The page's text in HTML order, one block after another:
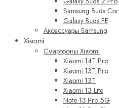
Samsung Buds
Galaxy Buds FE
Аксессуары Samsung
Xiaomi
Смартфоны Xiaomi
Xiaomi 14T Pro
Xiaomi 13T Pro
Xiaomi 13T
Xiaomi 13 Lite
Note 13 Pro 5G